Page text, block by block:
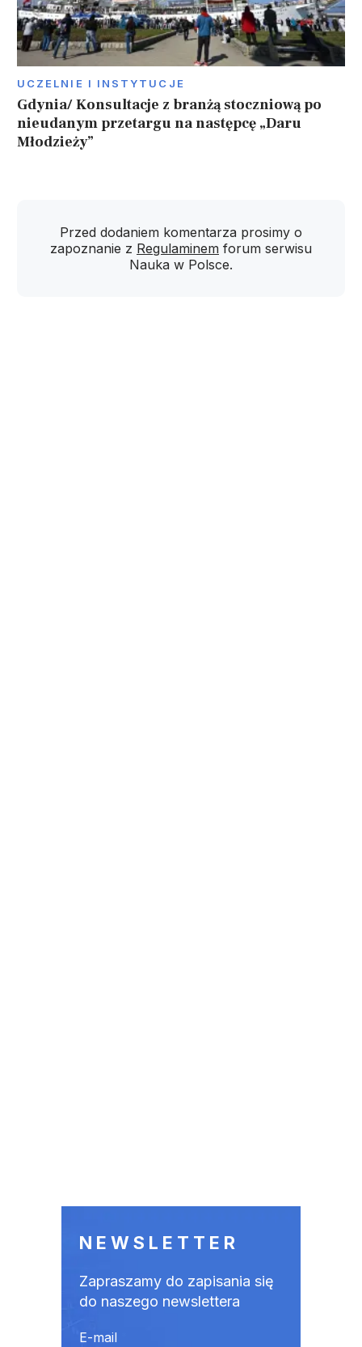
UCZELNIE I INSTYTUCJE
Gdynia/ Konsultacje z branżą stoczniową po
nieudanym przetargu na następcę „Daru
Młodzieży”
Przed dodaniem komentarza prosimy o
zapoznanie z Regulaminem forum serwisu
Nauka w Polsce.
NEWSLETTER
Zapraszamy do zapisania się
do naszego newslettera
E-mail